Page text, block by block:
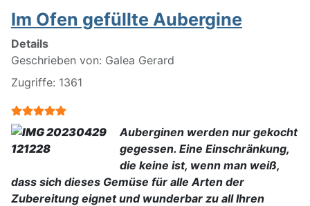
Im Ofen gefüllte Aubergine
Details
Geschrieben von: Galea Gerard
Zugriffe: 1361
Bewertung:
Auberginen werden nur gekocht
gegessen. Eine Einschränkung,
die keine ist, wenn man weiß,
dass sich dieses Gemüse für alle Arten der
Zubereitung eignet und wunderbar zu all Ihren